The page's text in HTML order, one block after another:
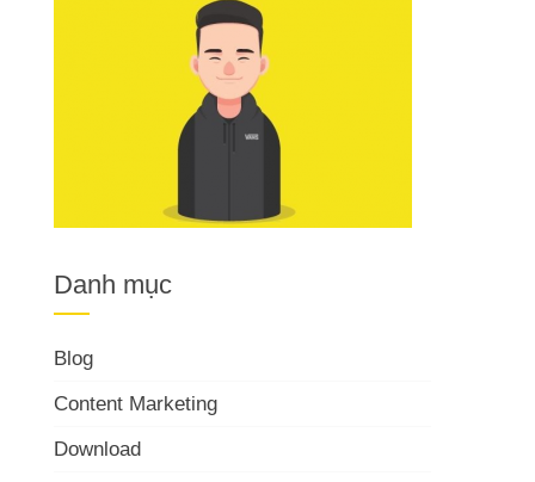
Danh mục
Blog
Content Marketing
Download